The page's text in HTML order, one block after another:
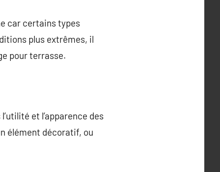
car certains types
plus extrêmes, il
pour terrasse.
et l’apparence des
élément décoratif, ou